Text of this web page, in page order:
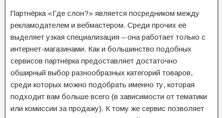
Партнёрка «Где слон?» является посредником между
рекламодателем и вебмастером. Среди прочих её
выделяет узкая специализация – она работает только с
интернет-магазинами. Как и большинство подобных
сервисов партнёрка предоставляет достаточно
обширный выбор разнообразных категорий товаров,
среди которых можно подобрать именно ту, которая
подходит вам больше всего (в зависимости от тематики
или комиссии за продажу). К тому же сервис позволяет